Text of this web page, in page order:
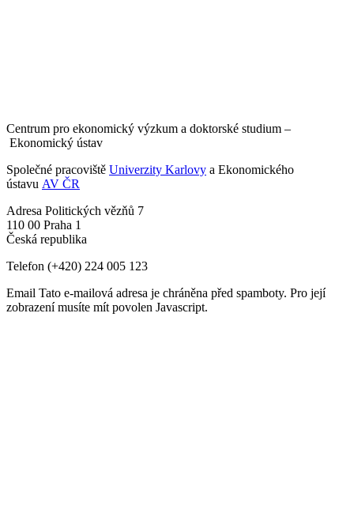
Centrum pro ekonomický výzkum a doktorské studium –
Ekonomický ústav
Společné pracoviště Univerzity Karlovy a Ekonomického
ústavu AV ČR
Adresa Politických vězňů 7
110 00 Praha 1
Česká republika
Telefon (+420) 224 005 123
Email Tato e-mailová adresa je chráněna před spamboty. Pro její
zobrazení musíte mít povolen Javascript.